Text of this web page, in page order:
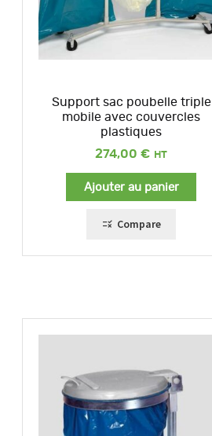
Support sac poubelle triple
mobile avec couvercles
plastiques
274,00 €
Ajouter au panier
Compare